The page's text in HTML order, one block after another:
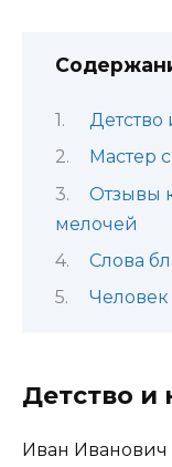
Детство
Мастер
Отзывы
мелочей
Слова
Детство и
Иван Иванович